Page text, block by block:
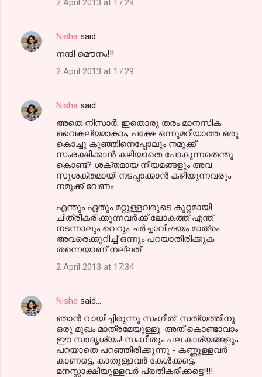
Nisha said…
നന്ദി മൌനം!!!
2 April 2013 at 17:29
Nisha said…
അതെ നിസാര്‍; ഇതൊരു തരം മാനസിക
വൈകല്യമാകാം; പക്ഷേ ഒന്നുമറിയാത്ത ഒരു
കൊച്ചു കുഞ്ഞിനെപ്പോലും നമുക്ക്
സംരക്ഷിക്കാന്‍ കഴിയാതെ പോകുന്നതെന്തു
കൊണ്ട്? ശക്തമായ നിയമങ്ങളും അവ
സുശക്തമായി നടപ്പാക്കാന്‍ കഴിയുന്നവരും
നമുക്ക് വേണം...
എന്തും ഏതും മറ്റുള്ളവരുടെ കുറ്റമായി
ചിത്രീകരിക്കുന്നവര്‍ക്ക് ലോകത്ത് എന്ത്
നടന്നാലും വെറും ചര്‍ച്ചാവിഷയം മാത്രം.
അവരെക്കുറിച്ച് ഒന്നും പറയാതിരിക്കുക
തന്നെയാണ് നല്ലത്.
2 April 2013 at 17:34
Nisha said…
ഞാന്‍ വായിച്ചിരുന്നു സംഗീത്. സത്യത്തിനു
ഒരു മുഖം മാത്രമേയുള്ളു. അത് കൊണ്ടാവാം
ഈ സാദൃശ്യം! സംഗീതും പല കാര്യങ്ങളും
പറയാതെ പറഞ്ഞിരിക്കുന്നു - കണ്ണുള്ളവര്‍
കാണട്ടെ, കാതുള്ളവര്‍ കേള്‍ക്കട്ടെ;
മനസ്സാക്ഷിയുള്ളവര്‍ പ്രതികരിക്കട്ടെ!!!!